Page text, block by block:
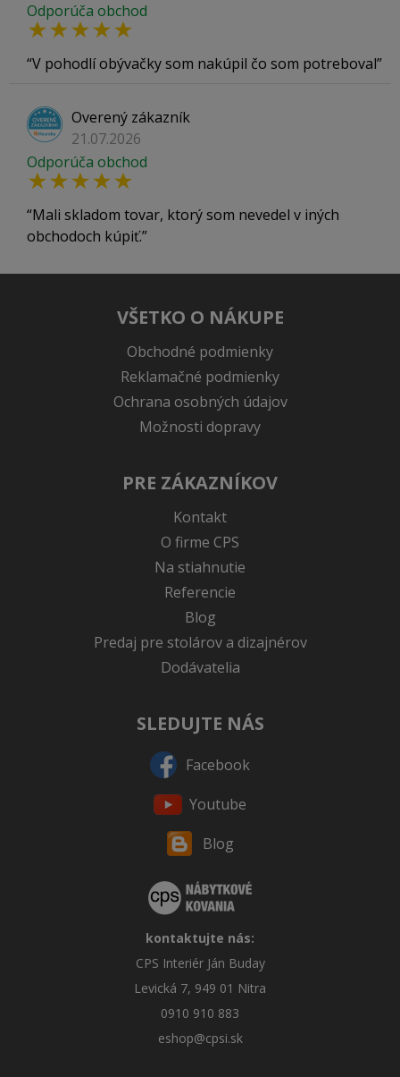
Odporúča obchod
V pohodlí obývačky som nakúpil čo som potreboval
Overený zákazník
21.07.2026
Odporúča obchod
Mali skladom tovar, ktorý som nevedel v iných
obchodoch kúpiť.
VŠETKO O NÁKUPE
Obchodné podmienky
Reklamačné podmienky
Ochrana osobných údajov
Možnosti dopravy
PRE ZÁKAZNÍKOV
Kontakt
O firme CPS
Na stiahnutie
Referencie
Blog
Predaj pre stolárov a dizajnérov
Dodávatelia
SLEDUJTE NÁS
Facebook
Youtube
Blog
kontaktujte nás:
CPS Interiér Ján Buday
Levická 7, 949 01 Nitra
0910 910 883
eshop@cpsi.sk